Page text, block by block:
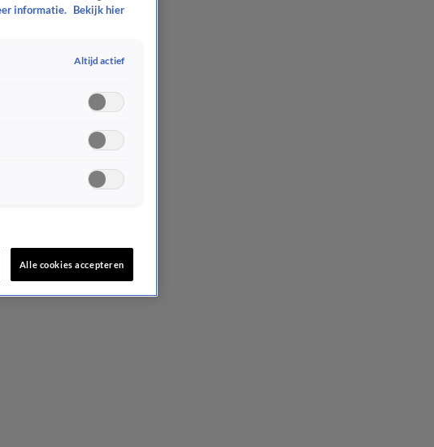
informatie.
Bekijk hier
Altijd actief
Alle cookies accepteren